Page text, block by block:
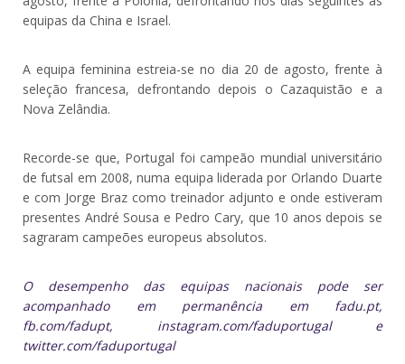
equipas da China e Israel.
A equipa feminina estreia-se no dia 20 de agosto, frente à
seleção francesa, defrontando depois o Cazaquistão e a
Nova Zelândia.
Recorde-se que, Portugal foi campeão mundial universitário
de futsal em 2008, numa equipa liderada por Orlando Duarte
e com Jorge Braz como treinador adjunto e onde estiveram
presentes André Sousa e Pedro Cary, que 10 anos depois se
sagraram campeões europeus absolutos.
O desempenho das equipas nacionais pode ser
acompanhado em permanência em fadu.pt,
fb.com/fadupt, instagram.com/faduportugal e
twitter.com/faduportugal